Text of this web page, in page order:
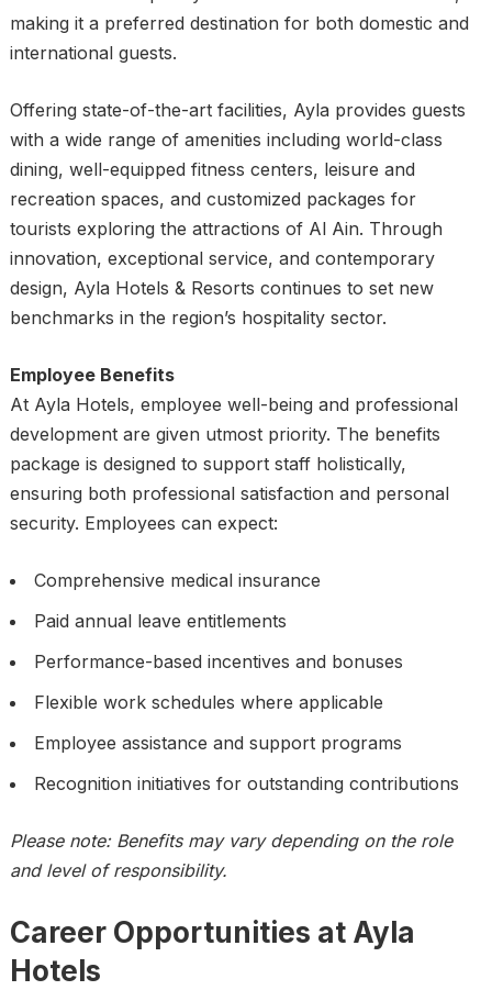
making it a preferred destination for both domestic and
international guests.
Offering state-of-the-art facilities, Ayla provides guests
with a wide range of amenities including world-class
dining, well-equipped fitness centers, leisure and
recreation spaces, and customized packages for
tourists exploring the attractions of Al Ain. Through
innovation, exceptional service, and contemporary
design, Ayla Hotels & Resorts continues to set new
benchmarks in the region’s hospitality sector.
Employee Benefits
At Ayla Hotels, employee well-being and professional
development are given utmost priority. The benefits
package is designed to support staff holistically,
ensuring both professional satisfaction and personal
security. Employees can expect:
Comprehensive medical insurance
Paid annual leave entitlements
Performance-based incentives and bonuses
Flexible work schedules where applicable
Employee assistance and support programs
Recognition initiatives for outstanding contributions
Please note: Benefits may vary depending on the role
and level of responsibility.
Career Opportunities at Ayla
Hotels